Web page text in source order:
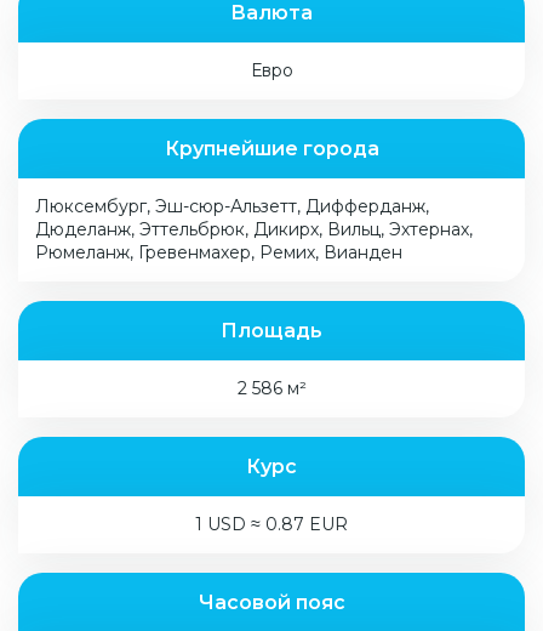
Валюта
Евро
Крупнейшие города
Люксембург, Эш-сюр-Альзетт, Дифферданж,
Дюделанж, Эттельбрюк, Дикирх, Вильц, Эхтернах,
Рюмеланж, Гревенмахер, Ремих, Вианден
Площадь
2 586 м²
Курс
1 USD ≈ 0.87 EUR
Часовой пояс